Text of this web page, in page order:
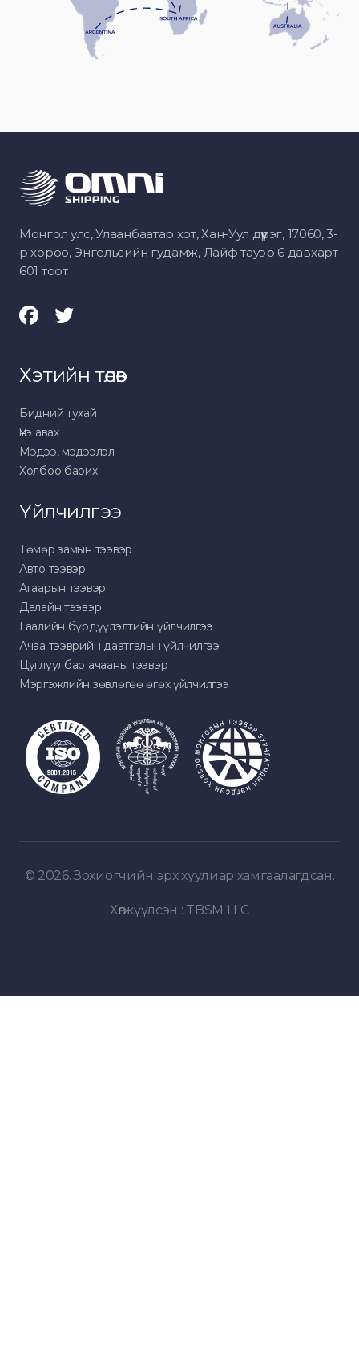
Монгол улс, Улаанбаатар хот, Хан-Уул дүүрэг, 17060, 3-
р хороо, Энгельсийн гудамж, Лайф тауэр 6 давхарт
601 тоот
Хэтийн төлөв
Бидний тухай
Үнэ авах
Мэдээ, мэдээлэл
Холбоо барих
Үйлчилгээ
Төмөр замын тээвэр
Авто тээвэр
Агаарын тээвэр
Далайн тээвэр
Гаалийн бүрдүүлэлтийн үйлчилгээ
Ачаа тээврийн даатгалын үйлчилгээ
Цуглуулбар ачааны тээвэр
Мэргэжлийн зөвлөгөө өгөх үйлчилгээ
© 2026. Зохиогчийн эрх хуулиар хамгаалагдсан.
Хөгжүүлсэн : TBSM LLC